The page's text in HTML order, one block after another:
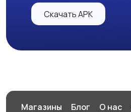
Скачать APK
Магазины Блог О нас